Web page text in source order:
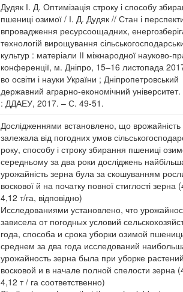
Дудяк І. Д. Оптимізація строку і способу
пшениці озимої / І. Д. Дудяк // Стан і
впровадження ресурсоощадних,
технологій вирощування
культур : матеріали ІІ міжнародної науково-
конференції, м. Дніпро, 15–16 листопада
во освіти і науки України ; Дніпропетровський
державний аграрно-економічний
: ДДАЕУ, 2017. – С. 49-51.
Дослідженнями встановлено, що врожайність
залежала від погодних умов
року, способу і строку збирання пшениці
середньому за два роки досліджень
урожайність зерна була за скошуванням
воскової й на початку повної стиглості зерна
4,12 т/га, відповідно)
Исследованиями установлено, что
зависела от погодных условий
года, способа и срока уборки озимой
среднем за два года исследований
урожайность зерна была при уборке
восковой и в начале полной спелости зерна
4,12 т / га соответственно)